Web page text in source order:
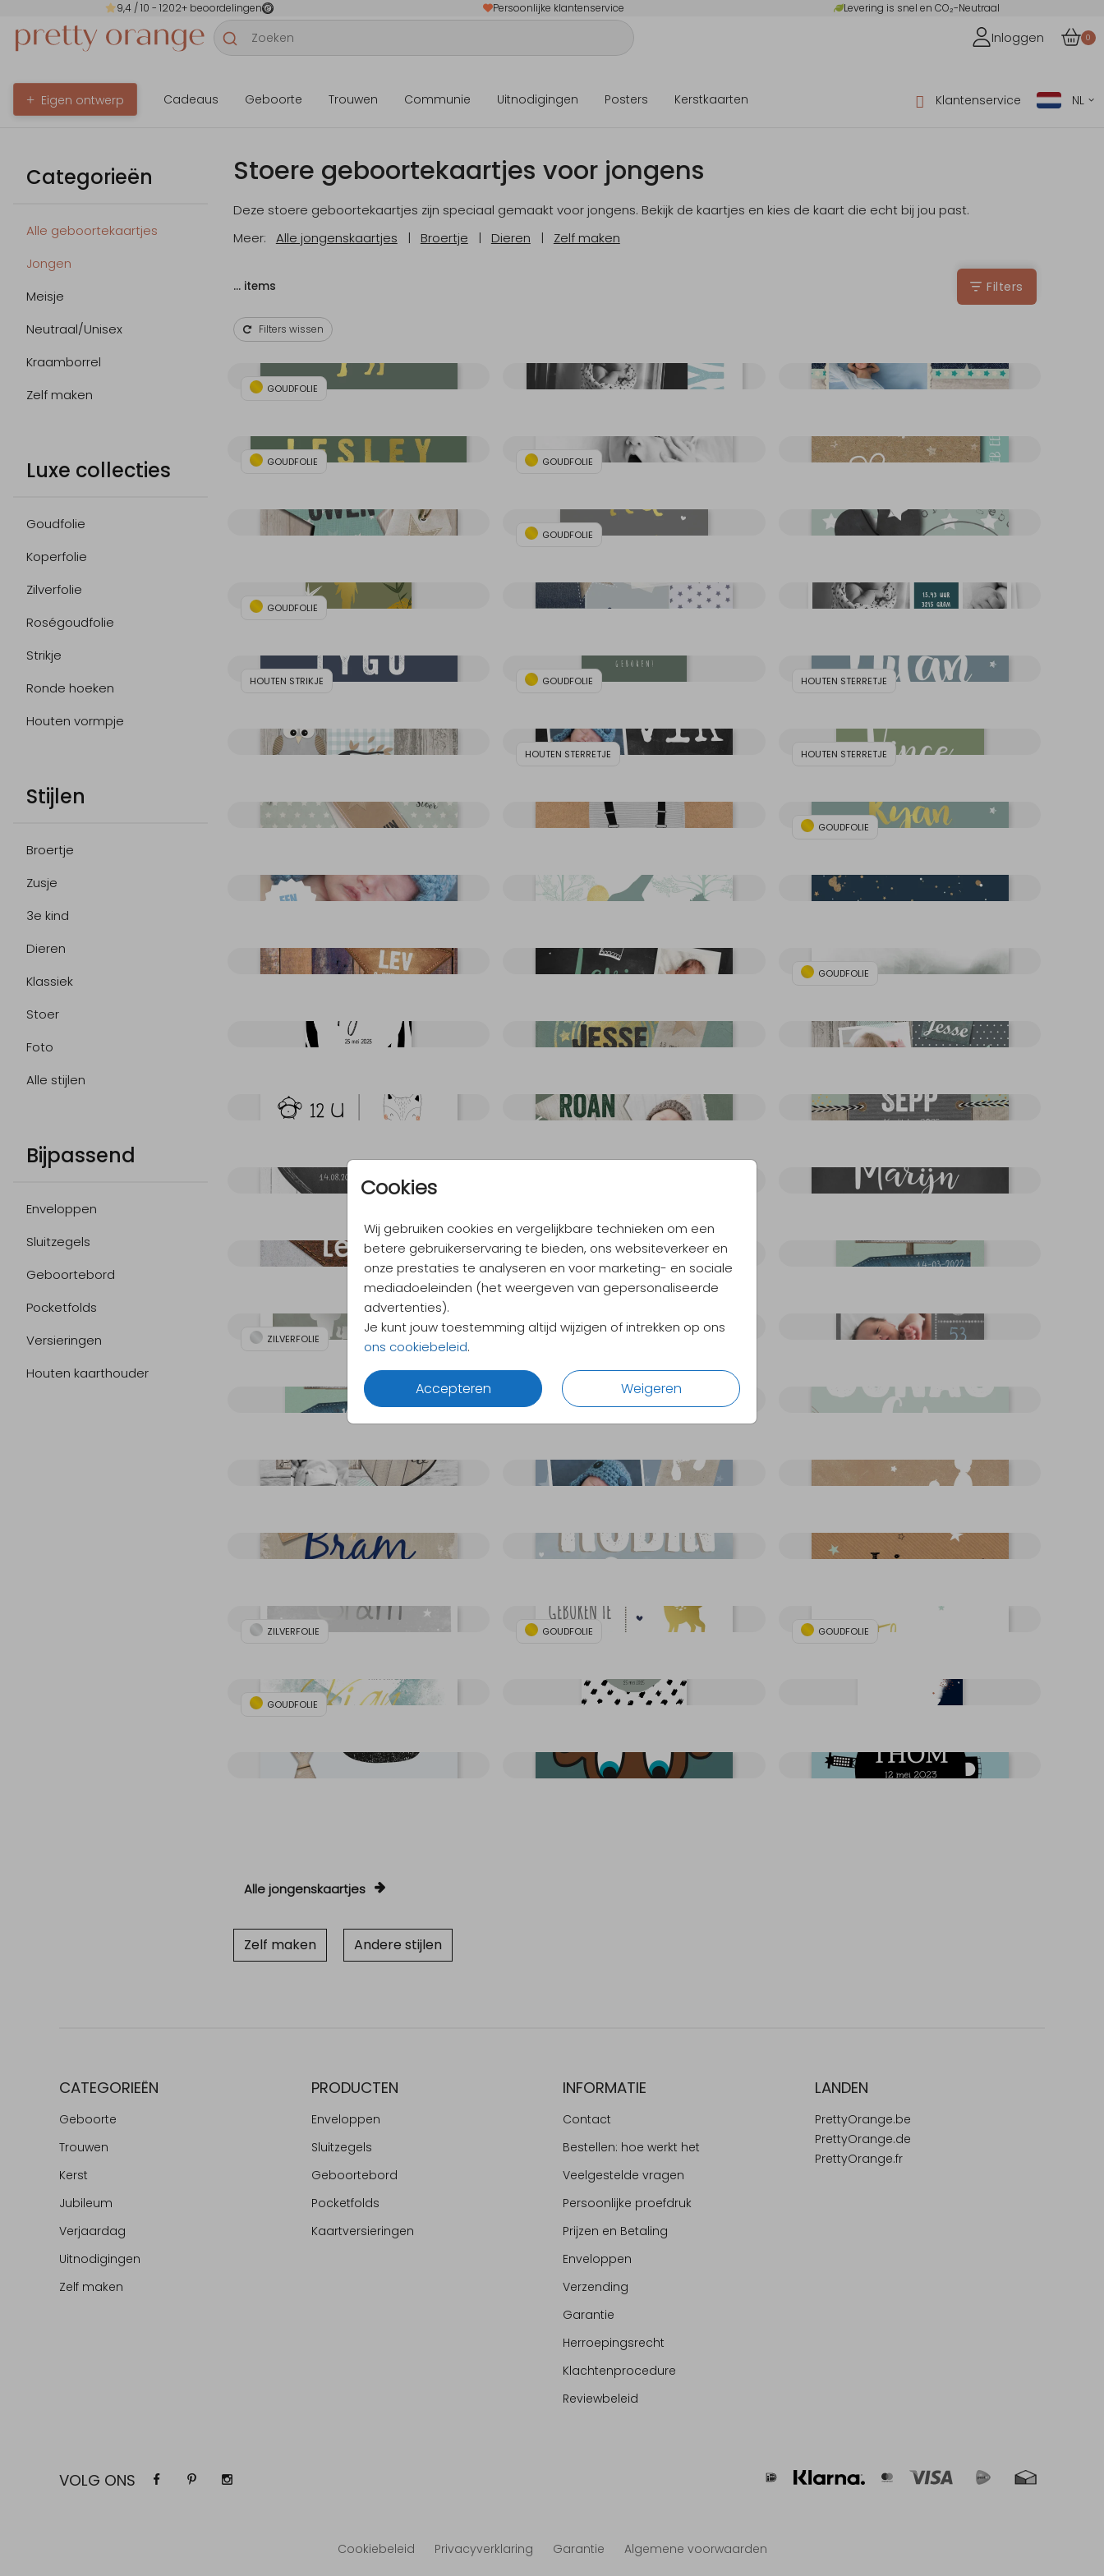
9,4/ 10 - 1202+ beoordelingen Persoonlijke klantenservice Levering is snel en CO₂-Neutraal
Inloggen 0
Eigen ontwerp Cadeaus Geboorte Trouwen Communie Uitnodigingen Posters Kerstkaarten Klantenservice NL
Cookies
Wij gebruiken cookies en vergelijkbare technieken om een
betere gebruikerservaring te bieden, ons websiteverkeer en
onze prestaties te analyseren en voor marketing- en sociale
mediadoeleinden (het weergeven van gepersonaliseerde
advertenties).
Je kunt jouw toestemming altijd wijzigen of intrekken op ons
ons cookiebeleid.
Accepteren Weigeren
Categorieën
Alle geboortekaartjes
Jongen
Meisje
Neutraal/Unisex
Kraamborrel
Zelf maken
Luxe collecties
Goudfolie
Koperfolie
Zilverfolie
Roségoudfolie
Strikje
Ronde hoeken
Houten vormpje
Stijlen
Broertje
Zusje
3e kind
Dieren
Klassiek
Stoer
Foto
Alle stijlen
Bijpassend
Enveloppen
Sluitzegels
Geboortebord
Pocketfolds
Versieringen
Houten kaarthouder
Stoere geboortekaartjes voor jongens
Deze stoere geboortekaartjes zijn speciaal gemaakt voor jongens. Bekijk de kaartjes en kies de kaart die echt bij jou past.
Meer: Alle jongenskaartjes | Broertje | Dieren | Zelf maken
… items Filters
Filters wissen
GOUDFOLIE
GOUDFOLIE GOUDFOLIE
GOUDFOLIE
GOUDFOLIE
HOUTEN STRIKJE GOUDFOLIE HOUTEN STERRETJE
HOUTEN STERRETJE HOUTEN STERRETJE
GOUDFOLIE
GOUDFOLIE
ZILVERFOLIE
ZILVERFOLIE GOUDFOLIE GOUDFOLIE
GOUDFOLIE
Alle jongenskaartjes
Zelf maken Andere stijlen
CATEGORIEËN
Geboorte
Trouwen
Kerst
Jubileum
Verjaardag
Uitnodigingen
Zelf maken
PRODUCTEN
Enveloppen
Sluitzegels
Geboortebord
Pocketfolds
Kaartversieringen
INFORMATIE
Contact
Bestellen: hoe werkt het
Veelgestelde vragen
Persoonlijke proefdruk
Prijzen en Betaling
Enveloppen
Verzending
Garantie
Herroepingsrecht
Klachtenprocedure
Reviewbeleid
LANDEN
PrettyOrange.be
PrettyOrange.de
PrettyOrange.fr
VOLG ONS
Cookiebeleid Privacyverklaring Garantie Algemene voorwaarden